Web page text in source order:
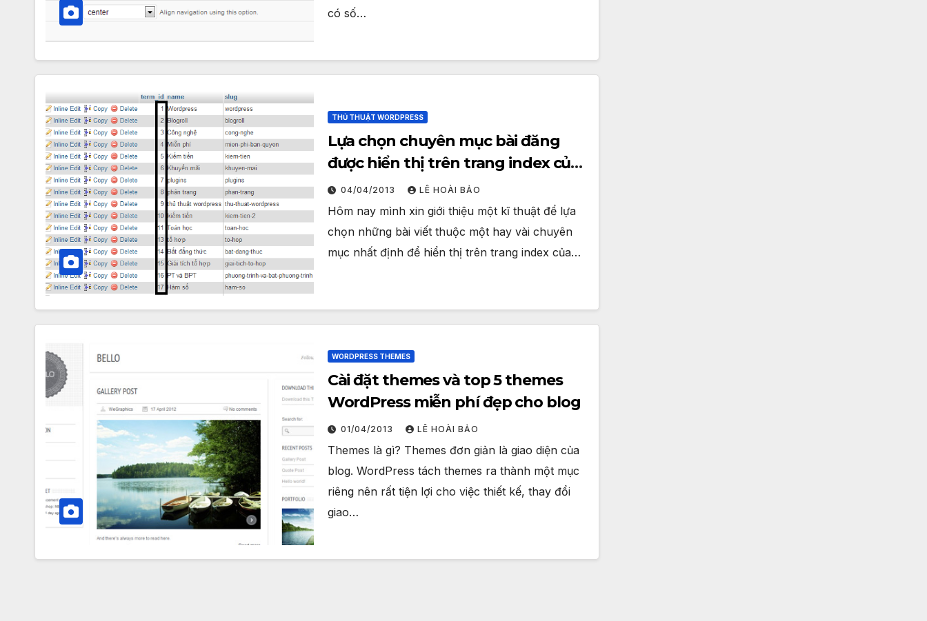
có số…
THỦ THUẬT WORDPRESS
Lựa chọn chuyên mục bài đăng
được hiển thị trên trang index của
blog WordPress
04/04/2013 LÊ HOÀI BẢO
Hôm nay mình xin giới thiệu một kĩ thuật để lựa
chọn những bài viết thuộc một hay vài chuyên
mục nhất định để hiển thị trên trang index của…
WORDPRESS THEMES
Cài đặt themes và top 5 themes
WordPress miễn phí đẹp cho blog
01/04/2013 LÊ HOÀI BẢO
Themes là gì? Themes đơn giản là giao diện của
blog. WordPress tách themes ra thành một mục
riêng nên rất tiện lợi cho việc thiết kế, thay đổi
giao…